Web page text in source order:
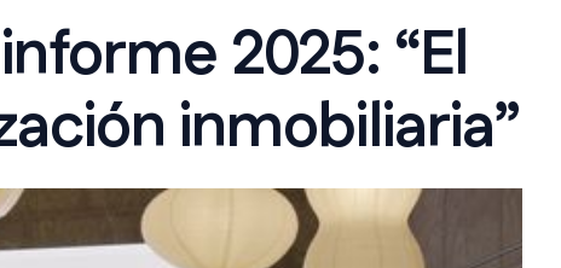
2025: “El
inmobiliaria”